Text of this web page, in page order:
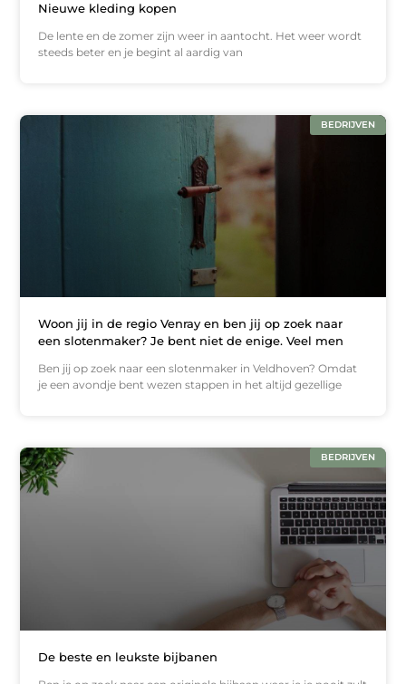
Nieuwe kleding kopen
De lente en de zomer zijn weer in aantocht. Het weer wordt
steeds beter en je begint al aardig van
BEDRIJVEN
Woon jij in de regio Venray en ben jij op zoek naar
een slotenmaker? Je bent niet de enige. Veel men
Ben jij op zoek naar een slotenmaker in Veldhoven? Omdat
je een avondje bent wezen stappen in het altijd gezellige
BEDRIJVEN
De beste en leukste bijbanen